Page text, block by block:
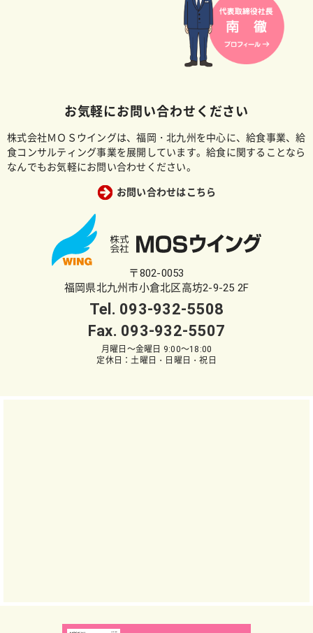
お気軽にお問い合わせください
株式会社ＭＯＳウイングは、福岡・北九州を中心に、給食事業、給
食コンサルティング事業を展開しています。給食に関することなら
なんでもお気軽にお問い合わせください。
お問い合わせはこちら
〒802-0053
福岡県北九州市小倉北区高坊2-9-25 2F
Tel. 093-932-5508
Fax. 093-932-5507
月曜日～金曜日 9:00～18:00
定休日：土曜日・日曜日・祝日